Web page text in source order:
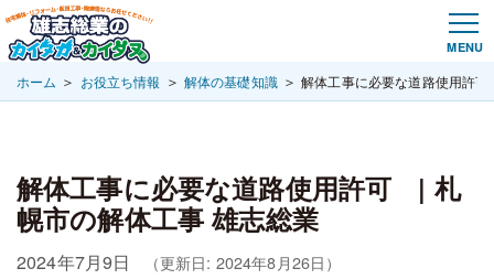
ホーム ＞ お役立ち情報 ＞ 解体の基礎知識 ＞ 解体工事に必要な道路使用許
解体工事に必要な道路使用許可 | 札
幌市の解体工事 雄志総業
2024年7月9日 （更新日: 2024年8月26日）